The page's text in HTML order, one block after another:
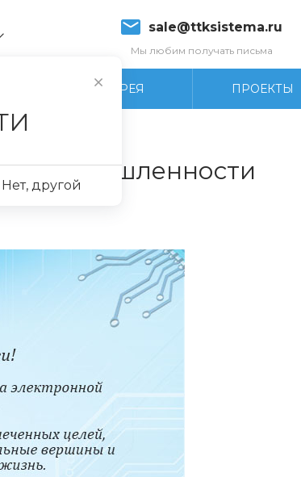
sale@ttksistema.ru
Мы любим получать письма
ФОТОГАЛЕРЕЯ ПРОЕКТЫ
промышленности
Нет, другой